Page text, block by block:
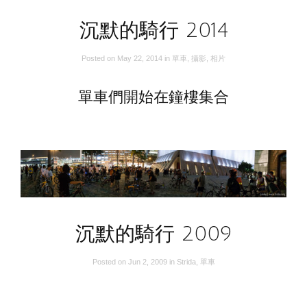
沉默的騎行 2014
Posted on May 22, 2014 in 單車 攝影 相片
單車們開始在鐘樓集合
沉默的騎行 2009
Posted on Jun 2, 2009 in Strida 單車